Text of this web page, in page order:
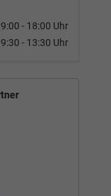
- 18:00 Uhr
- 13:30 Uhr